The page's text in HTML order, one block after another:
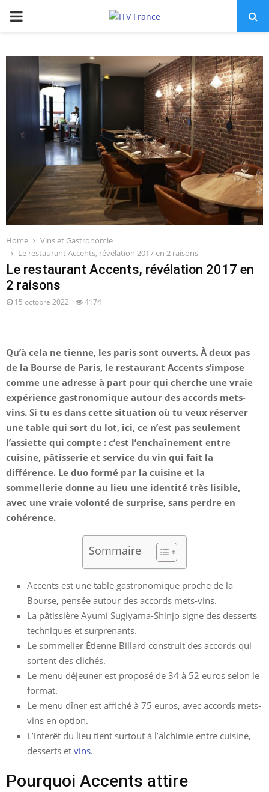
PRIMARY
Home
Vins et Gastronomie
Le restaurant Accents, révélation 2017 en 2 raisons
Le restaurant Accents, révélation 2017 en
2 raisons
15 octobre 2022 4174
Qu’à cela ne tienne, les paris sont ouverts. À deux pas
de la Bourse de Paris, le restaurant Accents s’impose
comme une adresse à part pour qui cherche une vraie
expérience gastronomique autour des accords mets-
vins. Si tu es dans cette situation où tu veux réserver
une table qui sort du lot, ici, ce n’est pas seulement
l’assiette qui compte : c’est l’enchaînement entre
cuisine, pâtisserie et service du vin qui fait la
différence. Le duo formé par la cuisine et la
sommellerie donne au lieu une identité très lisible,
avec une vraie volonté de surprise, sans perdre en
cohérence.
Sommaire
Accents est une table gastronomique proche de la
Bourse, pensée autour des accords mets-vins.
La pâtissière Ayumi Sugiyama-Shinjo signe des desserts
techniques et surprenants.
Le sommelier Étienne Billard construit des accords qui
sortent des clichés.
Le menu déjeuner est proposé de 34 à 52 euros selon le
format.
Le menu dîner est affiché à 75 euros, avec accords mets-
vins en option.
L’intérêt du lieu tient surtout à l’alchimie entre cuisine,
desserts et vins.
Pourquoi Accents attire